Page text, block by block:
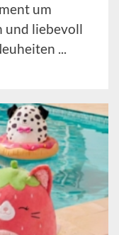
um
und liebevoll
...